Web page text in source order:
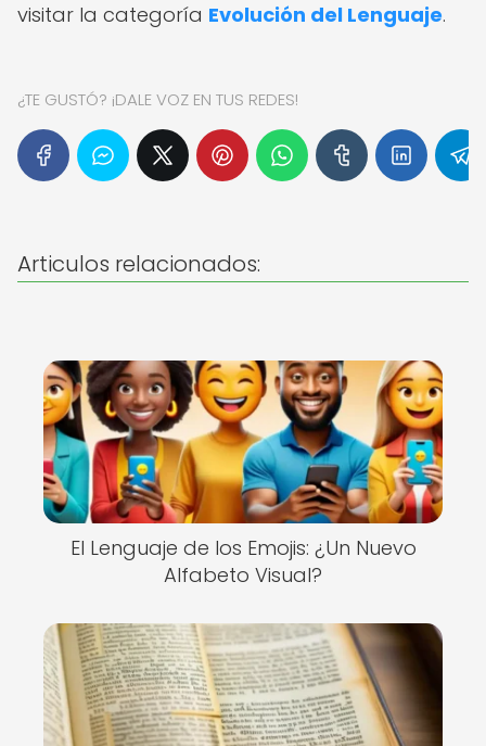
visitar la categoría Evolución del Lenguaje.
¿TE GUSTÓ? ¡DALE VOZ EN TUS REDES!
Articulos relacionados:
El Lenguaje de los Emojis: ¿Un Nuevo
Alfabeto Visual?